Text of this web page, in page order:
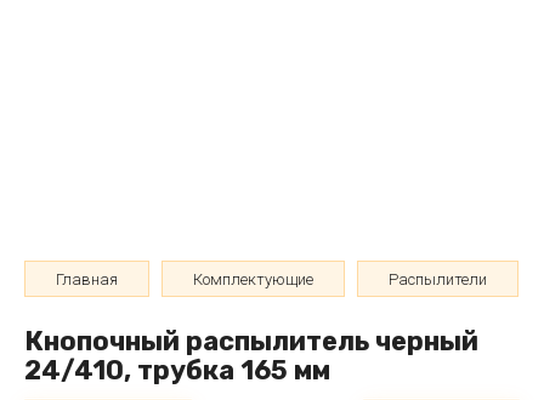
Главная Комплектующие Распылители
Кнопочный распылитель черный
24/410, трубка 165 мм